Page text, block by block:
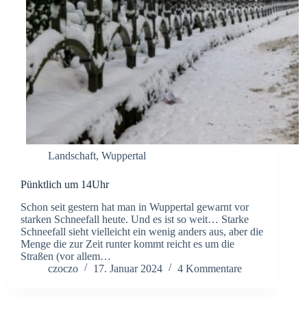
Landschaft, Wuppertal
Pünktlich um 14Uhr
Schon seit gestern hat man in Wuppertal gewarnt vor
starken Schneefall heute. Und es ist so weit… Starke
Schneefall sieht vielleicht ein wenig anders aus, aber die
Menge die zur Zeit runter kommt reicht es um die
Straßen (vor allem…
czoczo
17. Januar 2024 4 Kommentare